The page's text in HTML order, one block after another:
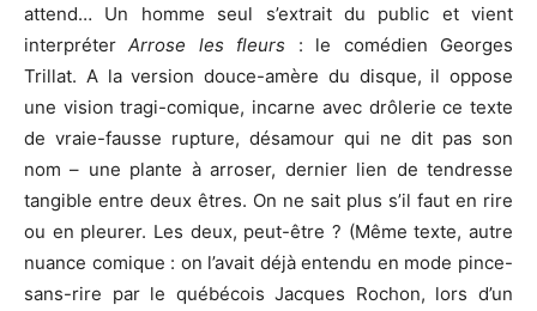
attend… Un homme seul s’extrait du public et vient
interpréterArrose les fleurs : le comédien Georges
Trillat. A la version douce-amère du disque, il oppose
une vision tragi-comique, incarne avec drôlerie ce texte
de vraie-fausse rupture, désamour qui ne dit pas son
nom – une plante à arroser, dernier lien de tendresse
tangible entre deux êtres. On ne sait plus s’il faut en rire
ou en pleurer. Les deux, peut-être ? (Même texte, autre
nuance comique : on l’avait déjà entendu en mode pince-
sans-rire par le québécois Jacques Rochon, lors d’un